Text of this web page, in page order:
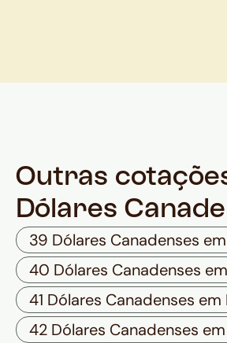
Outras
Dólares
39 Dólares Canadenses
40 Dólares Canadenses
41 Dólares Canadenses em
42 Dólares Canadenses em